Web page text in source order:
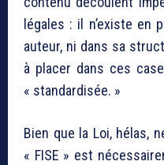
légales : il n’existe en
auteur, ni dans sa
à placer dans ces
« standardisée. »
Bien que la Loi, hélas,
« FISE » est